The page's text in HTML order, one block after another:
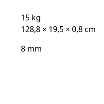
15 kg
128,8 × 19,5 × 0,8 cm
8 mm